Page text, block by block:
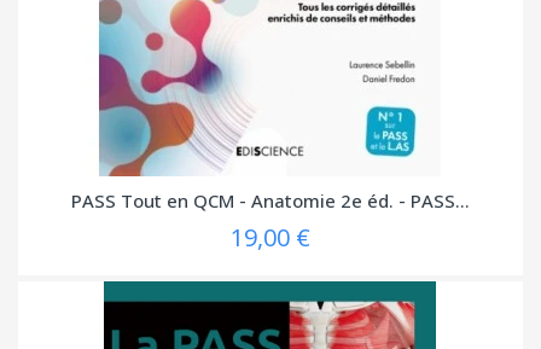
PASS Tout en QCM - Anatomie 2e éd. - PASS...
19,00 €